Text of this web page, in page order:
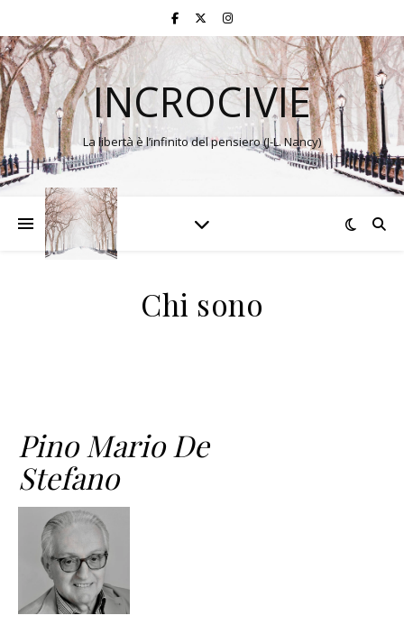
INCROCIVIE
La libertà è l’infinito del pensiero (J-L. Nancy)
Chi sono
Pino Mario De
Stefano